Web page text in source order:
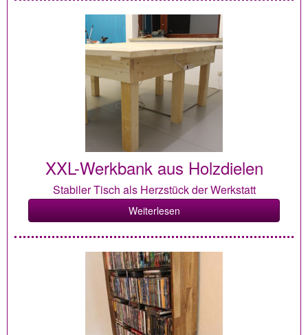
XXL-Werkbank aus Holzdielen
Stabiler Tisch als Herzstück der Werkstatt
Weiterlesen